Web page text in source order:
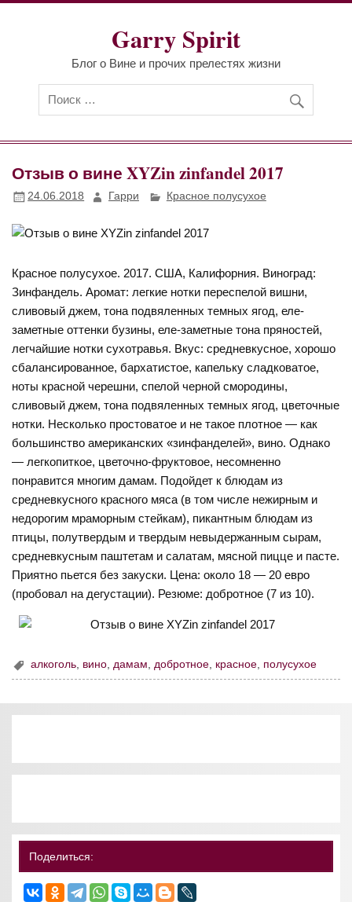
Перейти
Garry Spirit
Блог о Вине и прочих прелестях жизни
Отзыв о вине XYZin zinfandel 2017
24.06.2018 Гарри Красное полусухое
Красное полусухое. 2017. США, Калифорния. Виноград:
Зинфандель. Аромат: легкие нотки переспелой вишни,
сливовый джем, тона подвяленных темных ягод, еле-
заметные оттенки бузины, еле-заметные тона пряностей,
легчайшие нотки сухотравья. Вкус: средневкусное, хорошо
сбалансированное, бархатистое, капельку сладковатое,
ноты красной черешни, спелой черной смородины,
сливовый джем, тона подвяленных темных ягод, цветочные
нотки. Несколько простоватое и не такое плотное — как
большинство американских «зинфанделей», вино. Однако
— легкопиткое, цветочно-фруктовое, несомненно
понравится многим дамам. Подойдет к блюдам из
средневкусного красного мяса (в том числе нежирным и
недорогим мраморным стейкам), пикантным блюдам из
птицы, полутвердым и твердым невыдержанным сырам,
средневкусным паштетам и салатам, мясной пицце и пасте.
Приятно пьется без закуски. Цена: около 18 — 20 евро
(пробовал на дегустации). Резюме: добротное (7 из 10).
алкоголь вино дамам добротное красное полусухое
Поделиться: